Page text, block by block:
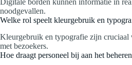
Digitale borden kunnen informatie in
noodgevallen.
Welke rol speelt kleurgebruik en
Kleurgebruik en typografie zijn cruciaal
met bezoekers.
Hoe draagt personeel bij aan het